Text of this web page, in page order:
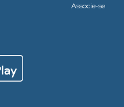
Associe-se